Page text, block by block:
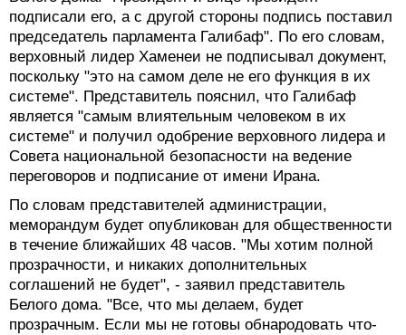
подписали его, а с другой стороны подпись поставил
председатель парламента Галибаф". По его словам,
верховный лидер Хаменеи не подписывал документ,
поскольку "это на самом деле не его функция в их
системе". Представитель пояснил, что Галибаф
является "самым влиятельным человеком в их
системе" и получил одобрение верховного лидера и
Совета национальной безопасности на ведение
переговоров и подписание от имени Ирана.
По словам представителей администрации,
меморандум будет опубликован для общественности
в течение ближайших 48 часов. "Мы хотим полной
прозрачности, и никаких дополнительных
соглашений не будет", - заявил представитель
Белого дома. "Все, что мы делаем, будет
прозрачным. Если мы не готовы обнародовать что-